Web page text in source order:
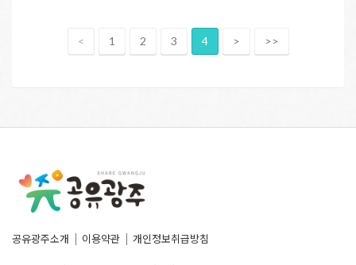
< 1 2 3 4 > >>
공유광주소개 이용약관 개인정보취급방침